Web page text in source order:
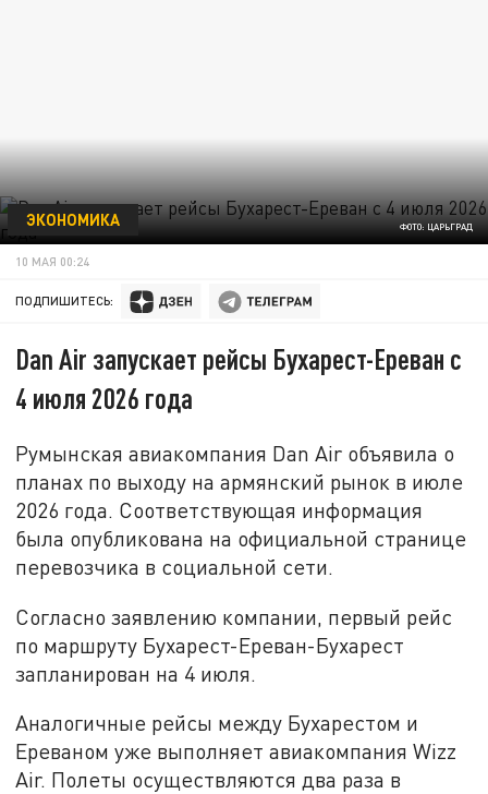
ФОТО: ЦАРЬГРАД
ЭКОНОМИКА
10 МАЯ 00:24
ПОДПИШИТЕСЬ:
Dan Air запускает рейсы Бухарест-Ереван с
4 июля 2026 года
Румынская авиакомпания Dan Air объявила о
планах по выходу на армянский рынок в июле
2026 года. Соответствующая информация
была опубликована на официальной странице
перевозчика в социальной сети.
Согласно заявлению компании, первый рейс
по маршруту Бухарест-Ереван-Бухарест
запланирован на 4 июля.
Аналогичные рейсы между Бухарестом и
Ереваном уже выполняет авиакомпания Wizz
Air. Полеты осуществляются два раза в